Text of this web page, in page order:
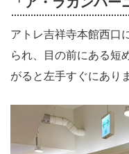
アトレ吉祥寺本館西口
られ、目の前にある短
がると左手すぐにあり